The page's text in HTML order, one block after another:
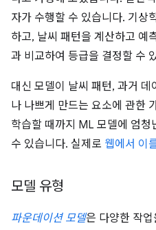
자가 수행할 수 있습니다. 기상
하고, 날씨 패턴을 계산하고 예
과 비교하여 등급을 결정할 수
대신 모델이 날씨 패턴, 과거
나 나쁘게 만드는 요소에 관한
학습할 때까지 ML 모델에 엄
수 있습니다. 실제로 웹에서 이
모델 유형
파운데이션 모델은 다양한 작